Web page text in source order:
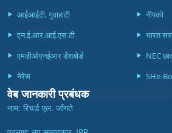
आईआईटी, गुवाहाटी
नीपको
एन.ई.आर.आई.एस.टी
भारत
एमडीओएनईआर डैशबोर्ड
NEC
नेरेस
SHe-
वेब जानकारी प्रबंधक
नाम: रिचर्ड एल. जोंगते